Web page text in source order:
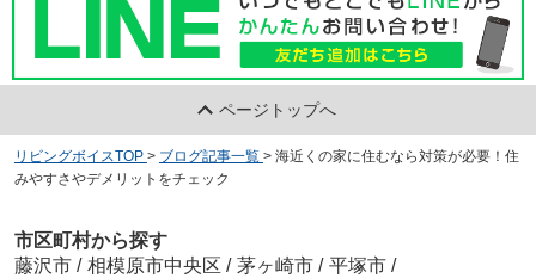
ページトップへ
リビングボイスTOP > ブログ記事一覧 > 海近くの家に住むなら対策が必要！住
みやすさやデメリットをチェック
市区町村から探す
藤沢市 / 相模原市中央区 / 茅ヶ崎市 / 平塚市 /